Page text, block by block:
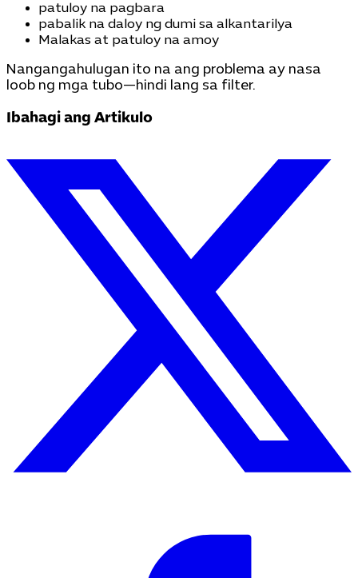
patuloy na pagbara
pabalik na daloy ng dumi sa alkantarilya
Malakas at patuloy na amoy
Nangangahulugan ito na ang problema ay nasa
loob ng mga tubo—hindi lang sa filter.
Ibahagi ang Artikulo